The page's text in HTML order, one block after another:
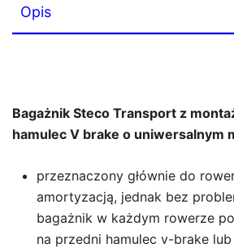
Opis
Bagażnik Steco Transport z
hamulec V brake o uniwersalnym
przeznaczony głównie do
amortyzacją, jednak bez
bagażnik w każdym rowerze
na przedni hamulec v-brake